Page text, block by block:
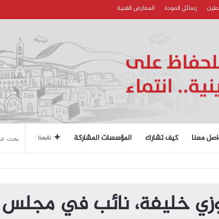
رسائل العودة المعارض الفنية
معنا كيف تشارك المؤسسات المشاركة تابعنا
فوزي خليفة، نائب في